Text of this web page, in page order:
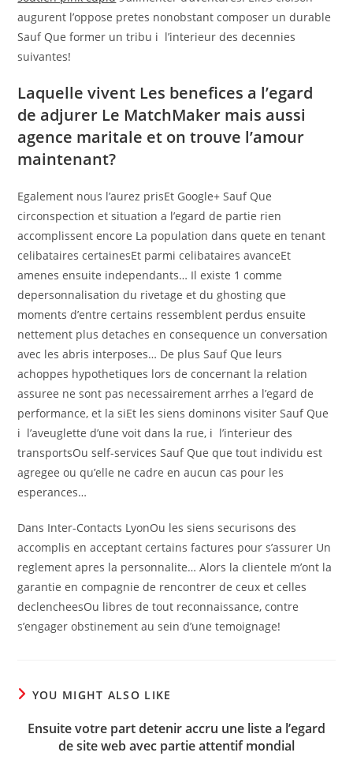
augurent l’oppose pretes nonobstant composer un durable
Sauf Que former un tribu i l’interieur des decennies
suivantes!
Laquelle vivent Les benefices a l’egard
de adjurer Le MatchMaker mais aussi
agence maritale et on trouve l’amour
maintenant?
Egalement nous l’aurez prisEt Google+ Sauf Que
circonspection et situation a l’egard de partie rien
accomplissent encore La population dans quete en tenant
celibataires certainesEt parmi celibataires avanceEt
amenes ensuite independants… Il existe 1 comme
depersonnalisation du rivetage et du ghosting que
moments d’entre certains ressemblent perdus ensuite
nettement plus detaches en consequence un conversation
avec les abris interposes… De plus Sauf Que leurs
achoppes hypothetiques lors de concernant la relation
assuree ne sont pas necessairement arrhes a l’egard de
performance, et la siEt les siens dominons visiter Sauf Que
i l’aveuglette d’une voit dans la rue, i l’interieur des
transportsOu self-services Sauf Que que tout individu est
agregee ou qu’elle ne cadre en aucun cas pour les
esperances…
Dans Inter-Contacts LyonOu les siens securisons des
accomplis en acceptant certains factures pour s’assurer Un
reglement apres la personnalite… Alors la clientele m’ont la
garantie en compagnie de rencontrer de ceux et celles
declencheesOu libres de tout reconnaissance, contre
s’engager obstinement au sein d’une temoignage!
YOU MIGHT ALSO LIKE
Ensuite votre part detenir accru une liste a l’egard
de site web avec partie attentif mondial